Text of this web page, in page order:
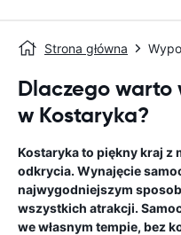
Strona główna
Dlaczego warto
w Kostaryka?
Kostaryka to piękny kraj z
odkrycia. Wynajęcie
najwygodniejszym
wszystkich atrakcji.
we własnym tempie, bez